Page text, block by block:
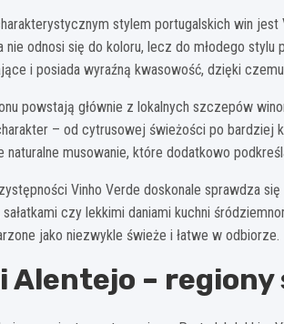
stylem portugalskich win
nie odnosi się do koloru, lecz do młodego
i posiada wyraźną kwasowość, dzięki
powstają głównie z lokalnych szczepów
– od cytrusowej świeżości po bardziej
naturalne musowanie, które dodatkowo
Vinho Verde doskonale sprawdza
czy lekkimi daniami kuchni
jako niezwykle świeże i łatwe w odbiorze.
Alentejo –